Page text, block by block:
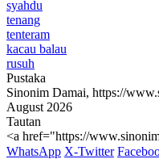
syahdu
tenang
tenteram
kacau balau
rusuh
Pustaka
Sinonim Damai, https://
August 2026
Tautan
<a href="https://
WhatsApp X-Twitter